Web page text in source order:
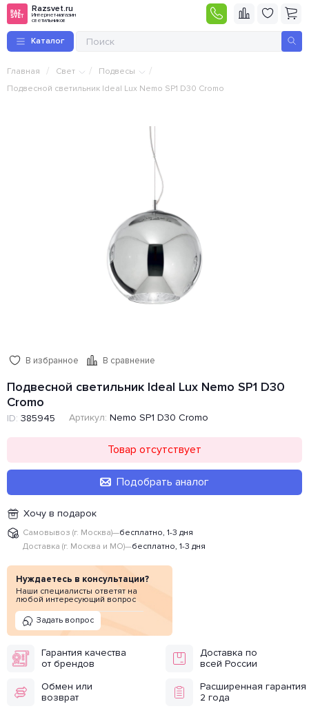
Razsvet.ru
Интернет-магазин
светильников
Каталог
Главная / Свет / Подвесы /
Подвесной светильник Ideal Lux Nemo SP1 D30 Cromo
В избранное В сравнение
Подвесной светильник Ideal Lux Nemo SP1 D30
Cromo
ID: 385945 Артикул: Nemo SP1 D30 Cromo
Товар отсутствует
Подобрать аналог
Хочу в подарок
Самовывоз (г. Москва)—бесплатно, 1-3 дня
Доставка (г. Москва и МО)—бесплатно, 1-3 дня
Нуждаетесь в консультации?
Наши специалисты ответят на
любой интересующий вопрос
Задать вопрос
Гарантия качества
от брендов
Доставка по
всей России
Обмен или
возврат
Расширенная гарантия
2 года